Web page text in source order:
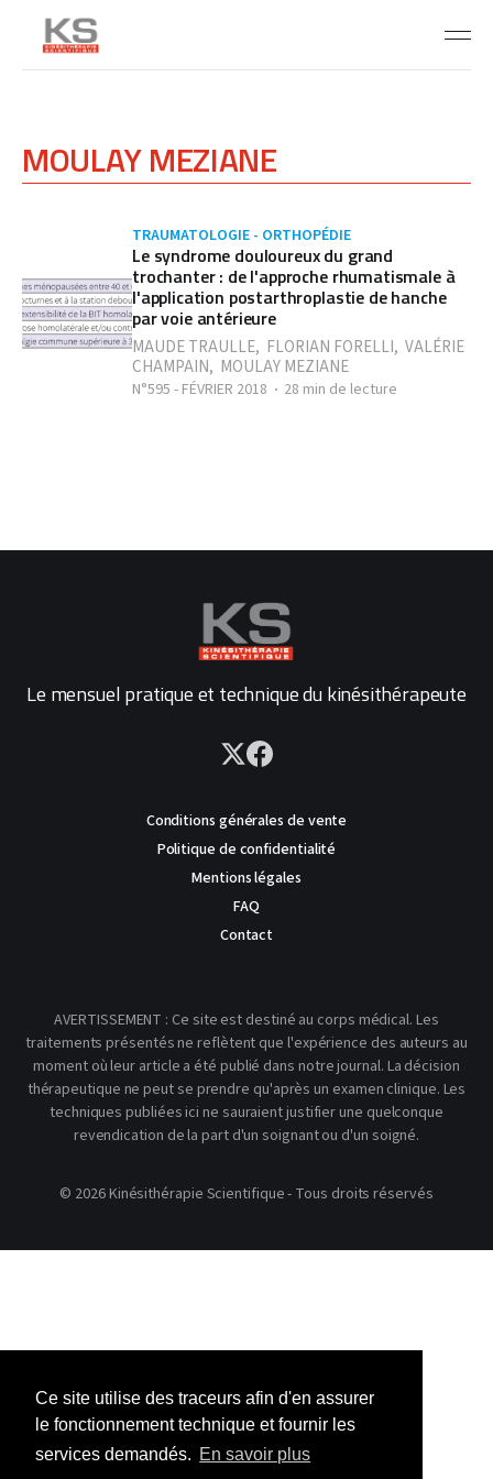
Ce site utilise des traceurs afin d'en assurer
le fonctionnement technique et fournir les
services demandés. En savoir plus
MOULAY MEZIANE
TRAUMATOLOGIE - ORTHOPÉDIE
Le syndrome douloureux du grand
trochanter : de l'approche rhumatismale à
l'application postarthroplastie de hanche
par voie antérieure
MAUDE TRAULLE, FLORIAN FORELLI, VALÉRIE
CHAMPAIN, MOULAY MEZIANE
N°595 - FÉVRIER 2018 28 min de lecture
Le mensuel pratique et technique du kinésithérapeute
Conditions générales de vente
Politique de confidentialité
Mentions légales
FAQ
Contact
AVERTISSEMENT : Ce site est destiné au corps médical. Les
traitements présentés ne reflètent que l'expérience des auteurs au
moment où leur article a été publié dans notre journal. La décision
thérapeutique ne peut se prendre qu'après un examen clinique. Les
techniques publiées ici ne sauraient justifier une quelconque
revendication de la part d'un soignant ou d'un soigné.
© 2026 Kinésithérapie Scientifique - Tous droits réservés